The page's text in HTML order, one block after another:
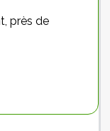
près de